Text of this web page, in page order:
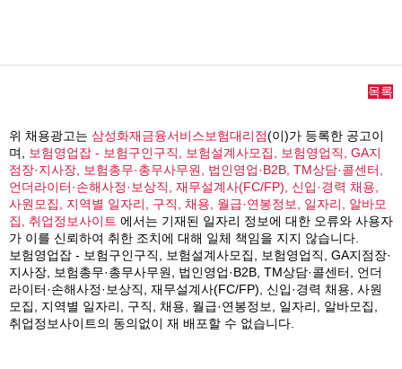
목록
위 채용광고는 삼성화재금융서비스보험대리점(이)가 등록한 공고이
며,
보험영업잡 - 보험구인구직, 보험설계사모집, 보험영업직, GA지
점장·지사장, 보험총무·총무사무원, 법인영업·B2B, TM상담·콜센터,
언더라이터·손해사정·보상직, 재무설계사(FC/FP), 신입·경력 채용,
사원모집, 지역별 일자리, 구직, 채용, 월급·연봉정보, 일자리, 알바모
집, 취업정보사이트 에서는 기재된 일자리 정보에 대한 오류와 사용자
가 이를 신뢰하여 취한 조치에 대해 일체 책임을 지지 않습니다.
보험영업잡 - 보험구인구직, 보험설계사모집, 보험영업직, GA지점장·
지사장, 보험총무·총무사무원, 법인영업·B2B, TM상담·콜센터, 언더
라이터·손해사정·보상직, 재무설계사(FC/FP), 신입·경력 채용, 사원
모집, 지역별 일자리, 구직, 채용, 월급·연봉정보, 일자리, 알바모집,
취업정보사이트의 동의없이 재 배포할 수 없습니다.